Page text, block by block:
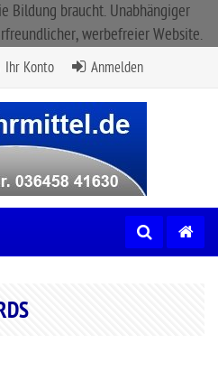
Bildung braucht. Unabhängiger
werbefreier Website.
Ihr Konto Anmelden